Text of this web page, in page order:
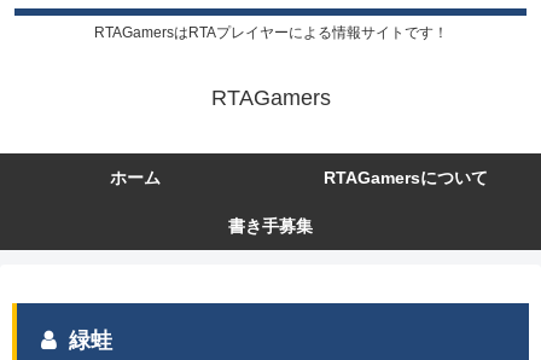
RTAGamersはRTAプレイヤーによる情報サイトです！
RTAGamers
ホーム RTAGamersについて
書き手募集
緑蛙